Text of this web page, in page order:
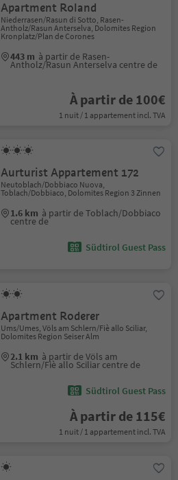
Apartment Roland
Niederrasen/Rasun di Sotto, Rasen-
Antholz/Rasun Anterselva, Dolomites Region
Kronplatz/Plan de Corones
443 m à partir de Rasen-
Antholz/Rasun Anterselva centre de
À partir de 100€
1 nuit / 1 appartement incl. TVA
Aurturist Appartement 172
Neutoblach/Dobbiaco Nuova,
Toblach/Dobbiaco, Dolomites Region 3 Zinnen
1.6 km à partir de Toblach/Dobbiaco
centre de
Südtirol Guest Pass
Apartment Roderer
Ums/Umes, Völs am Schlern/Fiè allo Sciliar,
Dolomites Region Seiser Alm
2.1 km à partir de Völs am
Schlern/Fiè allo Sciliar centre de
Südtirol Guest Pass
À partir de 115€
1 nuit / 1 appartement incl. TVA